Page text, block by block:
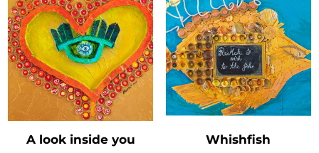
A look inside you Whishfish